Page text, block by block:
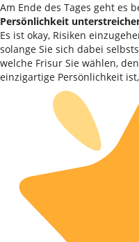
Am Ende des Tages geht es
Persönlichkeit
Es ist okay, Risiken
solange Sie sich dabei
welche Frisur Sie wählen,
einzigartige Persönlichkeit